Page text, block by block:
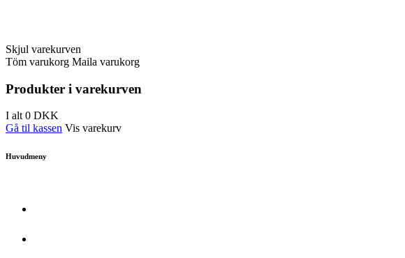
Skjul varekurven
Töm varukorg Maila varukorg
Produkter i varekurven
I alt0 DKK
Gå til kassen Vis varekurv
Huvudmeny